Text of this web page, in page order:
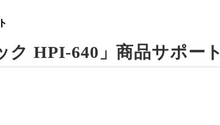
ク HPI-640」商品サポート